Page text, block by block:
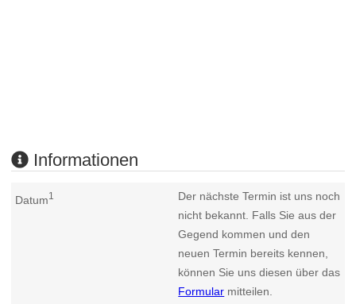
Informationen
Datum1
Der nächste Termin ist uns noch
nicht bekannt. Falls Sie aus der
Gegend kommen und den
neuen Termin bereits kennen,
können Sie uns diesen über das
Formular mitteilen.